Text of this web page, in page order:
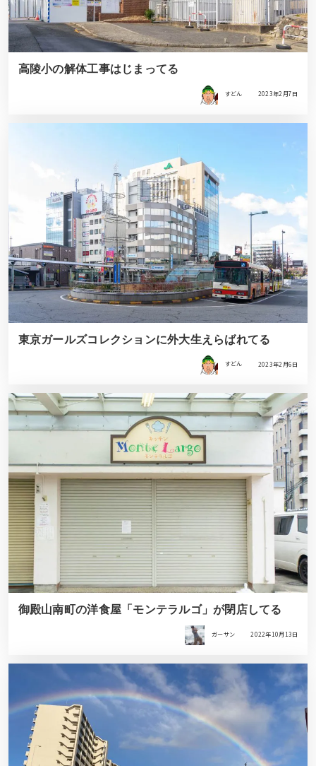
高陵小の解体工事はじまってる
すどん 2023年2月7日
東京ガールズコレクションに外大生えらばれてる
すどん 2023年2月6日
御殿山南町の洋食屋「モンテラルゴ」が閉店してる
ガーサン 2022年10月13日